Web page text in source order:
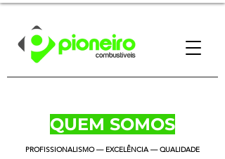
QUEM SOMOS
PROFISSIONALISMO — EXCELÊNCIA — QUALIDADE